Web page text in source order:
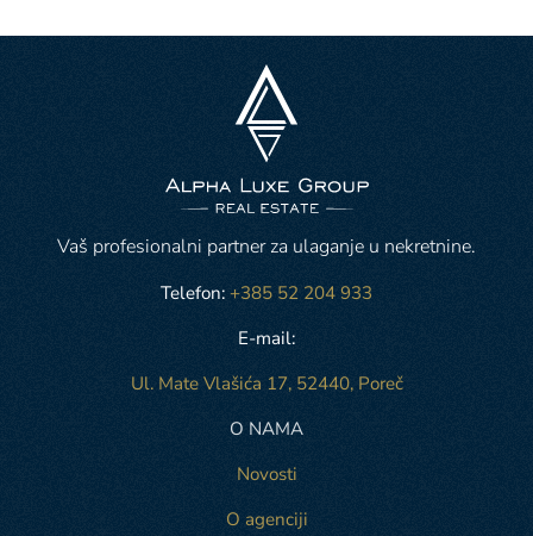
Vaš profesionalni partner za ulaganje u nekretnine.
Telefon: +385 52 204 933
E-mail:
Ul. Mate Vlašića 17, 52440, Poreč
O NAMA
Novosti
O agenciji